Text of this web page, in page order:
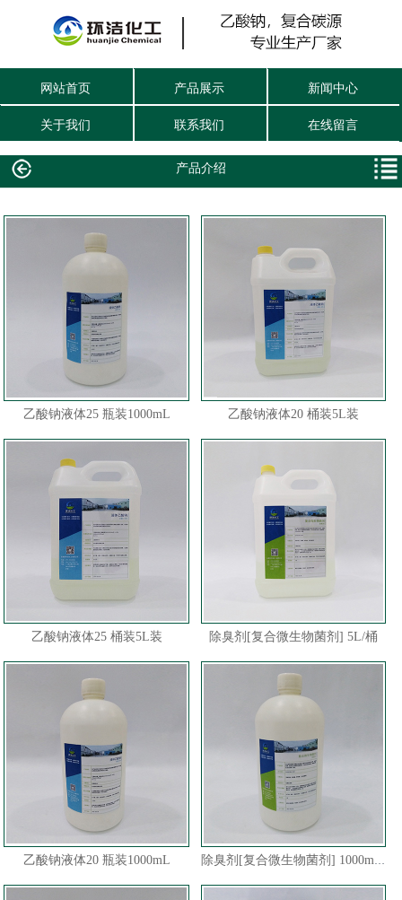
网站首页 产品展示 新闻中心
关于我们 联系我们 在线留言
产品介绍
乙酸钠液体25 瓶装1000mL 乙酸钠液体20 桶装5L装
乙酸钠液体25 桶装5L装 除臭剂[复合微生物菌剂] 5L/桶
乙酸钠液体20 瓶装1000mL